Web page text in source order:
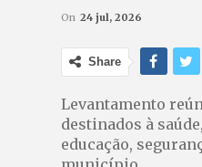
On 24 jul, 2026
Share
Levantamento
destinados à
educação,